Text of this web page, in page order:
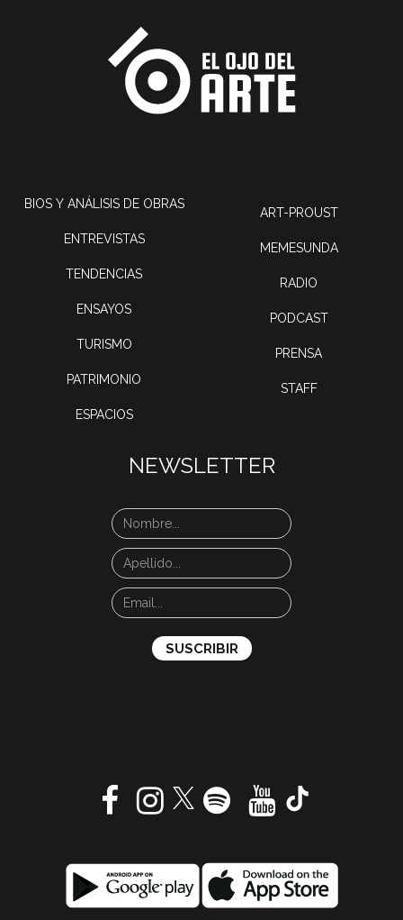
BIOS Y ANÁLISIS DE OBRAS
ENTREVISTAS
TENDENCIAS
ENSAYOS
TURISMO
PATRIMONIO
ESPACIOS
ART-PROUST
MEMESUNDA
RADIO
PODCAST
PRENSA
STAFF
NEWSLETTER